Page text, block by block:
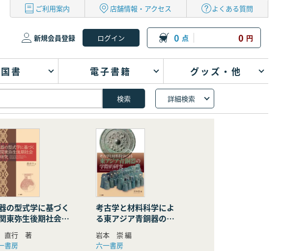
ご利用案内 店舗情報・アクセス よくある質問
新規会員登録 0 点 0 円
書 電子書籍 グッズ・他
詳細検索
の型式学に基づく
東弥生後期社会の
直行 著
書房
考古学と材料科学によ
る東アジア青銅器の学
際的研究
岩本 崇 編
六一書房